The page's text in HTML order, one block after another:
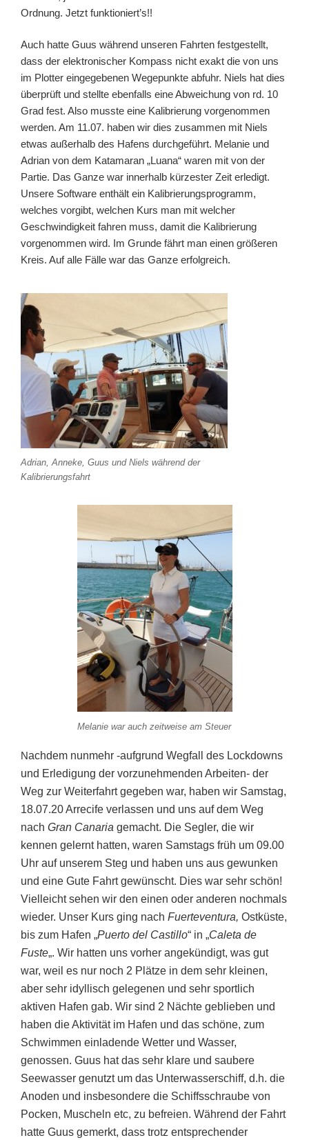
Ordnung. Jetzt funktioniert’s!!
Auch hatte Guus während unseren Fahrten festgestellt,
dass der elektronischer Kompass nicht exakt die von uns
im Plotter eingegebenen Wegepunkte abfuhr. Niels hat dies
überprüft und stellte ebenfalls eine Abweichung von rd. 10
Grad fest. Also musste eine Kalibrierung vorgenommen
werden. Am 11.07. haben wir dies zusammen mit Niels
etwas außerhalb des Hafens durchgeführt. Melanie und
Adrian von dem Katamaran „Luana“ waren mit von der
Partie. Das Ganze war innerhalb kürzester Zeit erledigt.
Unsere Software enthält ein Kalibrierungsprogramm,
welches vorgibt, welchen Kurs man mit welcher
Geschwindigkeit fahren muss, damit die Kalibrierung
vorgenommen wird. Im Grunde fährt man einen größeren
Kreis. Auf alle Fälle war das Ganze erfolgreich.
Adrian, Anneke, Guus und Niels während der
Kalibrierungsfahrt
Melanie war auch zeitweise am Steuer
Nachdem nunmehr -aufgrund Wegfall des Lockdowns
und Erledigung der vorzunehmenden Arbeiten- der
Weg zur Weiterfahrt gegeben war, haben wir Samstag,
18.07.20 Arrecife verlassen und uns auf dem Weg
nach Gran Canaria gemacht. Die Segler, die wir
kennen gelernt hatten, waren Samstags früh um 09.00
Uhr auf unserem Steg und haben uns aus gewunken
und eine Gute Fahrt gewünscht. Dies war sehr schön!
Vielleicht sehen wir den einen oder anderen nochmals
wieder. Unser Kurs ging nach Fuerteventura, Ostküste,
bis zum Hafen „Puerto del Castillo“ in „Caleta de
Fuste„. Wir hatten uns vorher angekündigt, was gut
war, weil es nur noch 2 Plätze in dem sehr kleinen,
aber sehr idyllisch gelegenen und sehr sportlich
aktiven Hafen gab. Wir sind 2 Nächte geblieben und
haben die Aktivität im Hafen und das schöne, zum
Schwimmen einladende Wetter und Wasser,
genossen. Guus hat das sehr klare und saubere
Seewasser genutzt um das Unterwasserschiff, d.h. die
Anoden und insbesondere die Schiffsschraube von
Pocken, Muscheln etc, zu befreien. Während der Fahrt
hatte Guus gemerkt, dass trotz entsprechender